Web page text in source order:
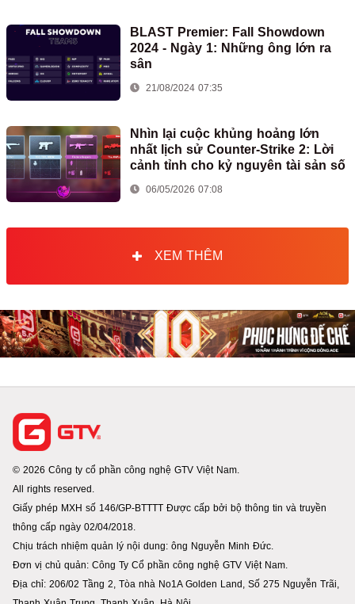
BLAST Premier: Fall Showdown
2024 - Ngày 1: Những ông lớn ra
sân
21/08/2024 07:35
Nhìn lại cuộc khủng hoảng lớn
nhất lịch sử Counter-Strike 2: Lời
cảnh tỉnh cho kỷ nguyên tài sản số
06/05/2026 07:08
XEM THÊM
© 2026 Công ty cổ phần công nghệ GTV Việt Nam.
All rights reserved.
Giấy phép MXH số 146/GP-BTTTT Được cấp bởi bộ thông tin và truyền
thông cấp ngày 02/04/2018.
Chịu trách nhiệm quản lý nội dung: ông Nguyễn Minh Đức.
Đơn vị chủ quản: Công Ty Cổ phần công nghệ GTV Việt Nam.
Địa chỉ: 206/02 Tầng 2, Tòa nhà No1A Golden Land, Số 275 Nguyễn Trãi,